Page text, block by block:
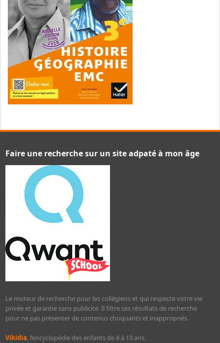
Faire une recherche sur un site adpaté à mon âge
Le moteur de recherche pour les collégiens et qui respecte votre vie
privée et garantie sans publicité. Il filtre ses résultats de recherche
pour ne pas présenter de contenus choquants et inappropriés.
Vikidia, l’encyclopédie des enfants de 8 à 13 ans.